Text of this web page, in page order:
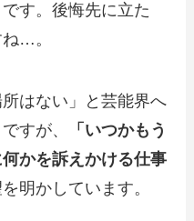
す。後悔先に立た
…。
はない」と芸能界へ
すが、
「いつかもう
かを訴えかける仕事
明かしています。